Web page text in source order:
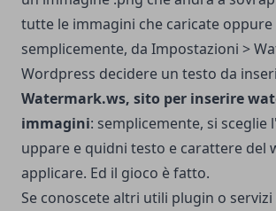
tutte le immagini che caricate oppure
semplicemente, da Impostazioni >
Wordpress decidere un testo da
Watermark.ws, sito per inserire
immagini: semplicemente, si sceglie
uppare e quidni testo e carattere del
applicare. Ed il gioco è fatto.
Se conoscete altri utili plugin o